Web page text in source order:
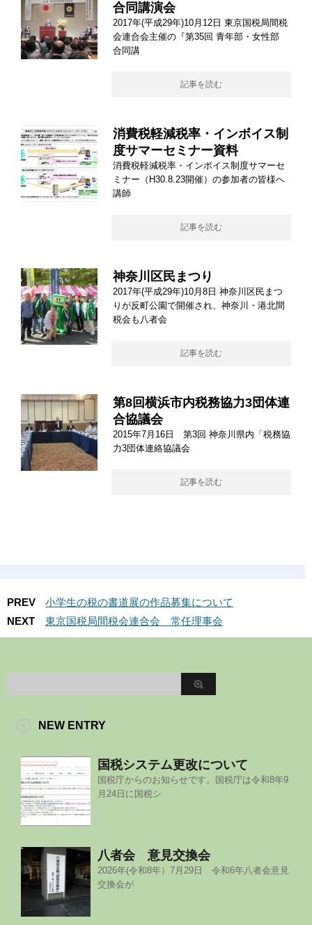
合同講演会
2017年(平成29年)10月12日 東京国税局間税
会連合会主催の『第35回 青年部・女性部
合同講
記事を読む
消費税軽減税率・インボイス制
度サマーセミナー資料
消費税軽減税率・インボイス制度サマーセ
ミナー（H30.8.23開催）の参加者の皆様へ
講師
記事を読む
神奈川区民まつり
2017年(平成29年)10月8日 神奈川区民まつ
りが反町公園で開催され、神奈川・港北間
税会も八者会
記事を読む
第8回横浜市内税務協力3団体連
合協議会
2015年7月16日 第3回 神奈川県内「税務協
力3団体連絡協議会
記事を読む
PREV
小学生の税の書道展の作品募集について
NEXT
東京国税局間税会連合会 常任理事会
NEW ENTRY
国税システム更改について
国税庁からのお知らせです。国税庁は令和8年9
月24日に国税シ
八者会 意見交換会
2026年(令和8年）7月29日 令和6年八者会意見
交換会が